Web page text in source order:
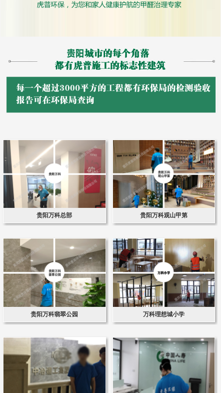
贵阳万科总部 贵阳万科观山甲第
贵阳万科翡翠公园 万科理想城小学